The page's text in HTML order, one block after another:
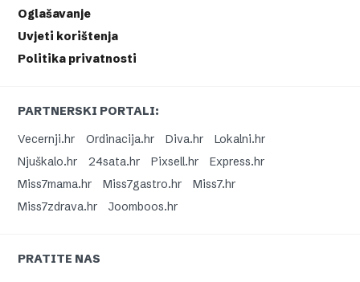
Oglašavanje
Uvjeti korištenja
Politika privatnosti
PARTNERSKI PORTALI:
Vecernji.hr
Ordinacija.hr Diva.hr
Lokalni.hr
Njuškalo.hr
24sata.hr Pixsell.hr
Express.hr
Miss7mama.hr
Miss7gastro.hr
Miss7.hr
Miss7zdrava.hr
Joomboos.hr
PRATITE NAS